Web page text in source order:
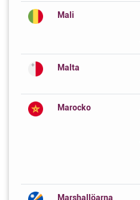
Mali
Malta
Marocko
Marshallöarna